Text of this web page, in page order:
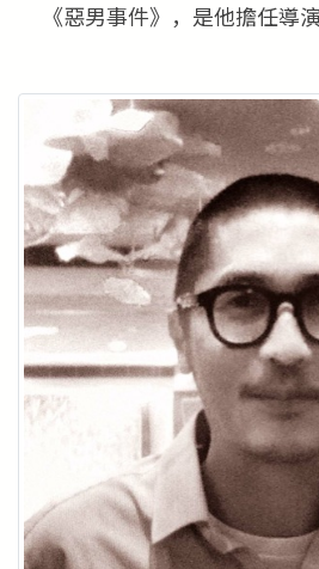
《惡男事件》，是他擔任導